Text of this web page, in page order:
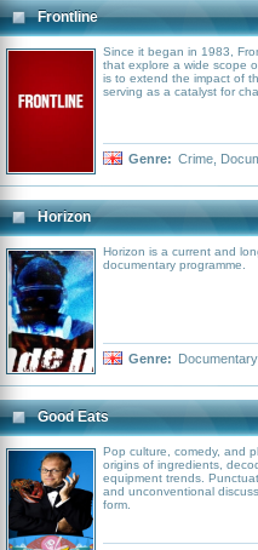
Frontline
Since it began in 1983,
that explore a wide scope
is to extend the impact of
serving as a catalyst for
Genre: Crime
Horizon
Horizon is a current and
documentary programme.
Genre: Documentary
Good Eats
Pop culture, comedy, and
origins of ingredients,
equipment trends.
and unconventional
form.